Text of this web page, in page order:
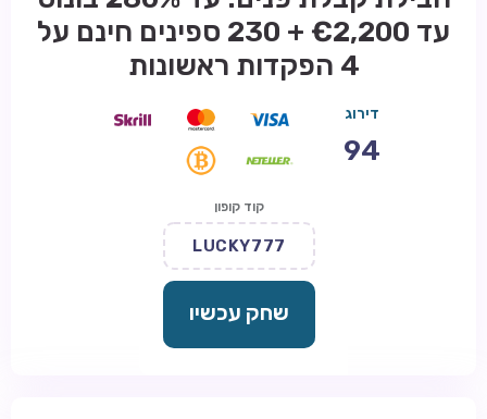
עד €2,200 + 230 ספינים חינם על
4 הפקדות ראשונות
דירוג
94
קוד קופון
LUCKY777
שחק עכשיו